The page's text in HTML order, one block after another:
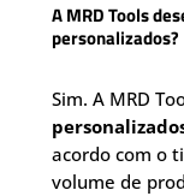
A MRD Tools
personalizados?
Sim. A MRD
acordo com o
volume de